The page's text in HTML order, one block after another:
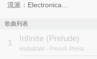
流派：Electronica
发行时间：2016-10-03
歌曲列表
1 Infinite (Prelude)
Habstrakt - French Press